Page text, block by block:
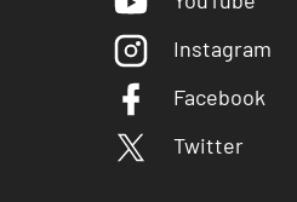
Instagram
Facebook
Twitter